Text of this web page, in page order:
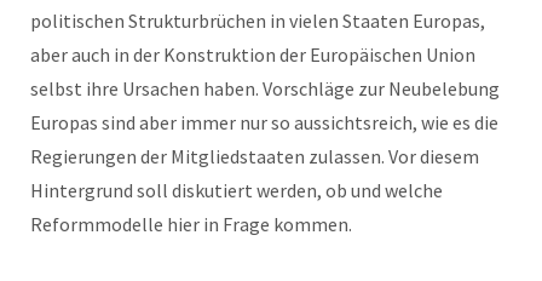
politischen Strukturbrüchen in vielen Staaten Europas,
aber auch in der Konstruktion der Europäischen Union
selbst ihre Ursachen haben. Vorschläge zur Neubelebung
Europas sind aber immer nur so aussichtsreich, wie es die
Regierungen der Mitgliedstaaten zulassen. Vor diesem
Hintergrund soll diskutiert werden, ob und welche
Reformmodelle hier in Frage kommen.